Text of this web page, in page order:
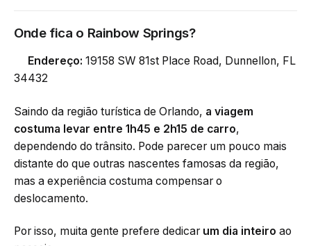
Onde fica o Rainbow Springs?
Endereço: 19158 SW 81st Place Road, Dunnellon, FL
34432
Saindo da região turística de Orlando, a viagem
costuma levar entre 1h45 e 2h15 de carro,
dependendo do trânsito. Pode parecer um pouco mais
distante do que outras nascentes famosas da região,
mas a experiência costuma compensar o
deslocamento.
Por isso, muita gente prefere dedicar um dia inteiro ao